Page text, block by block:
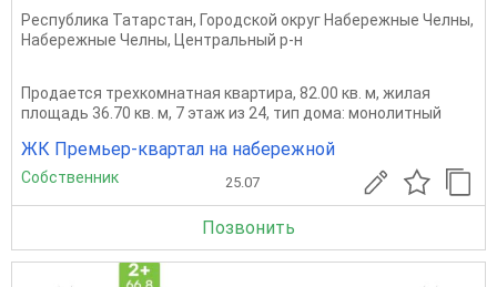
Республика Татарстан, Городской округ Набережные Челны,
Набережные Челны, Центральный р-н
Продается трехкомнатная квартира, 82.00 кв. м, жилая
площадь 36.70 кв. м, 7 этаж из 24, тип дома: монолитный
ЖК Премьер-квартал на набережной
Собственник 25.07
Позвонить